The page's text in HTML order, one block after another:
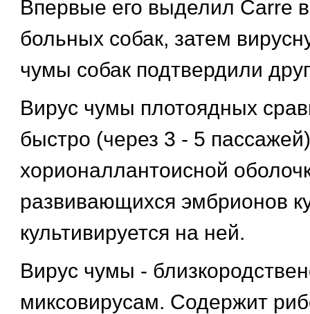
Впервые его выделил Сarre в
больных собак, затем
чумы собак подтвердили
Вирус чумы плотоядных
быстро (через 3 - 5
хорионаллантоисной
развивающихся эмбрионов
культивируется на ней.
Вирус чумы -
миксовирусам. Содержит